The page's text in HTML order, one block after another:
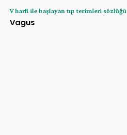
V harfi ile başlayan tıp terimleri sözlüğü
Vagus